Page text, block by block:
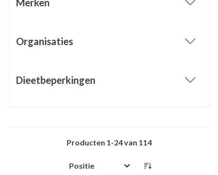
Merken
Organisaties
Dieetbeperkingen
Producten 1-24van 114
Sorteer op: